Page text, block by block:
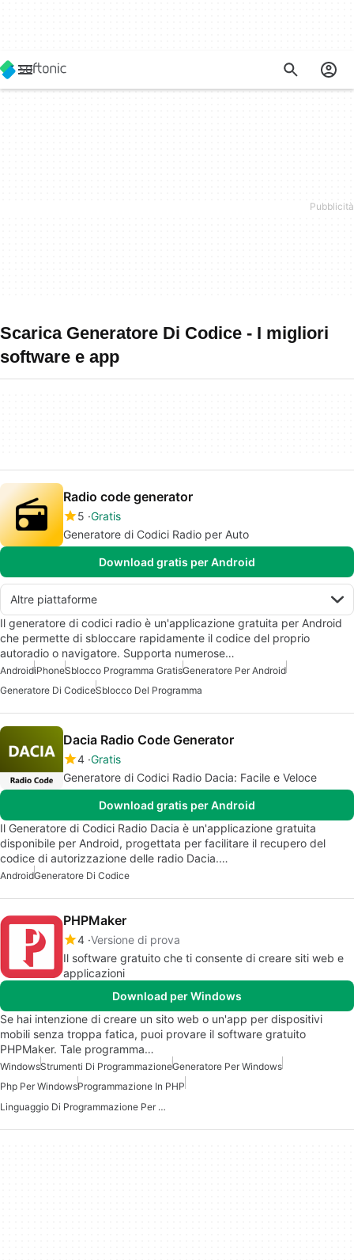
Scarica Generatore Di Codice - I migliori
software e app
Radio code generator
5 Gratis
Generatore di Codici Radio per Auto
Download gratis per Android
Altre piattaforme
Il generatore di codici radio è un'applicazione gratuita per Android
che permette di sbloccare rapidamente il codice del proprio
autoradio o navigatore. Supporta numerose…
AndroidiPhoneSblocco Programma GratisGeneratore Per Android
Generatore Di CodiceSblocco Del Programma
Dacia Radio Code Generator
4 Gratis
Generatore di Codici Radio Dacia: Facile e Veloce
Download gratis per Android
Il Generatore di Codici Radio Dacia è un'applicazione gratuita
disponibile per Android, progettata per facilitare il recupero del
codice di autorizzazione delle radio Dacia.…
AndroidGeneratore Di Codice
PHPMaker
4 Versione di prova
Il software gratuito che ti consente di creare siti web e
applicazioni
Download per Windows
Se hai intenzione di creare un sito web o un'app per dispositivi
mobili senza troppa fatica, puoi provare il software gratuito
PHPMaker. Tale programma…
WindowsStrumenti Di ProgrammazioneGeneratore Per Windows
Php Per WindowsProgrammazione In PHP
Linguaggio Di Programmazione Per Windows